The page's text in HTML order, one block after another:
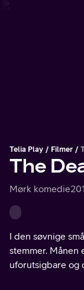
Telia Play Filmer
The
Mørk komedie
I den søvnige
stemmer. Månen
uforutsigbare og